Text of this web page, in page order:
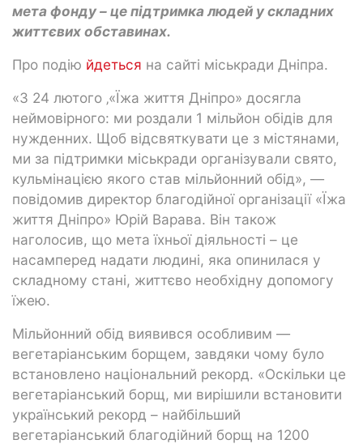
мета фонду – це підтримка людей у складних
життєвих обставинах.
Про подію йдеться на сайті міськради Дніпра.
«З 24 лютого ‚«Їжа життя Дніпро» досягла
неймовірного: ми роздали 1 мільйон обідів для
нужденних. Щоб відсвяткувати це з містянами,
ми за підтримки міськради організували свято,
кульмінацією якого став мільйонний обід», —
повідомив директор благодійної організації «Їжа
життя Дніпро» Юрій Варава. Він також
наголосив, що мета їхньої діяльності – це
насамперед надати людині, яка опинилася у
складному стані, життєво необхідну допомогу
їжею.
Мільйонний обід виявився особливим —
вегетаріанським борщем, завдяки чому було
встановлено національний рекорд. «Оскільки це
вегетаріанський борщ, ми вирішили встановити
український рекорд – найбільший
вегетаріанський благодійний борщ на 1200